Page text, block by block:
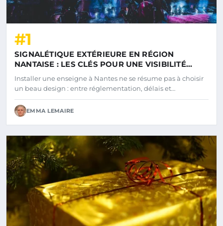
#1
SIGNALÉTIQUE EXTÉRIEURE EN RÉGION
NANTAISE : LES CLÉS POUR UNE VISIBILITÉ
RÉUSSIE
Installer une enseigne à Nantes ne se résume pas à choisir
un beau design : entre réglementation, délais et…
EMMA LEMAIRE